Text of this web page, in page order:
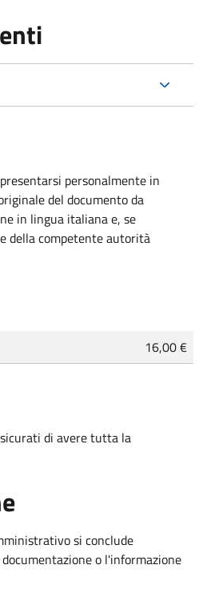
personalmente in
del documento da
in lingua italiana e, se
della competente autorità
16,00 €
di avere tutta la
si conclude
o l'informazione